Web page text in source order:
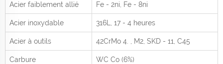
Acier faiblement allié Fe - 2ni, Fe - 8ni
Acier inoxydable 316L, 17 - 4 heures
Acier à outils 42CrMo 4. , M2, SKD - 11, C45
Carbure WC Co (6%)